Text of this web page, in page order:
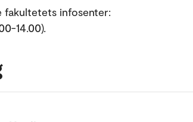
fakultetets infosenter:
14.00).